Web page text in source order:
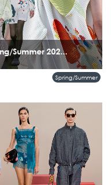
Summer 202...
นมุมมองของคุณต่อคำว่า “เสื้อผ้า
Spring/Summer